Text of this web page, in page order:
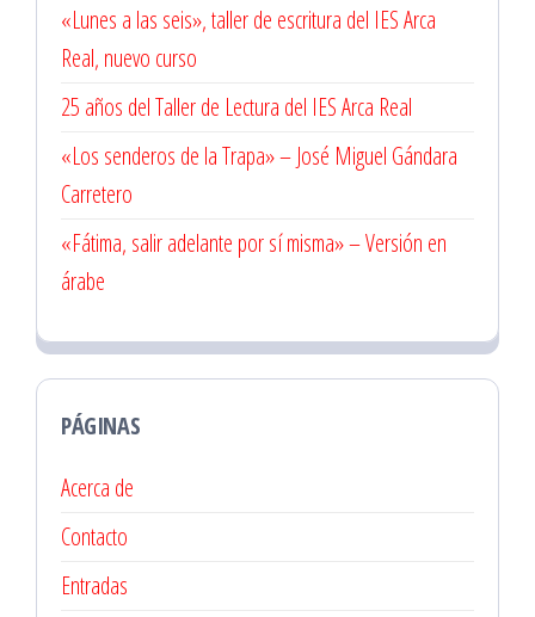
«Lunes a las seis», taller de escritura del IES Arca
Real, nuevo curso
25 años del Taller de Lectura del IES Arca Real
«Los senderos de la Trapa» – José Miguel Gándara
Carretero
«Fátima, salir adelante por sí misma» – Versión en
árabe
PÁGINAS
Acerca de
Contacto
Entradas